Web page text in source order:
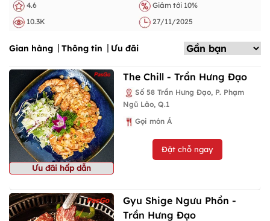
4.6
Giảm tới 10%
10.3K
27/11/2025
Gian hàng Thông tin Ưu đãi
Ưu đãi hấp dẫn
The Chill - Trần Hưng Đạo
Số 58 Trần Hưng Đạo, P. Phạm
Ngũ Lão, Q.1
Gọi món Á
Đặt chỗ ngay
Gyu Shige Ngưu Phồn -
Trần Hưng Đạo